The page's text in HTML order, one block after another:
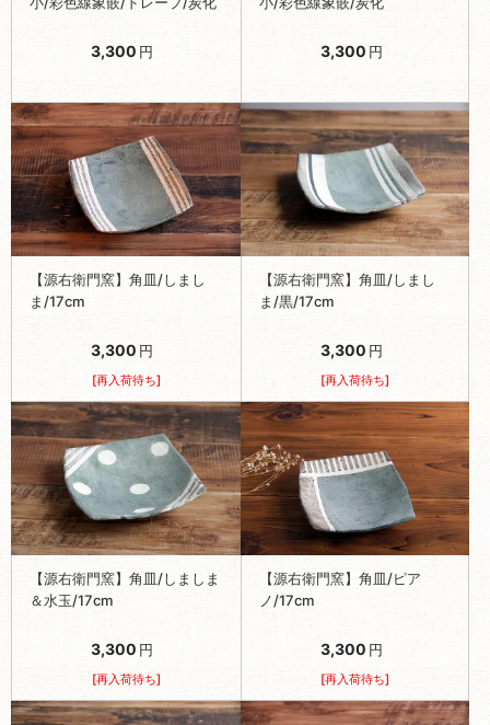
3,300 円 3,300 円
【源右衛門窯】角皿/しまし
ま/17cm
3,300 円
[再入荷待ち]
【源右衛門窯】角皿/しまし
ま/黒/17cm
3,300 円
[再入荷待ち]
【源右衛門窯】角皿/しましま
＆水玉/17cm
3,300 円
[再入荷待ち]
【源右衛門窯】角皿/ピア
ノ/17cm
3,300 円
[再入荷待ち]